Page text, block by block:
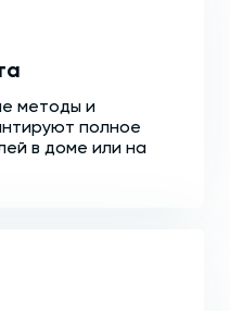
методы и
полное
в доме или на